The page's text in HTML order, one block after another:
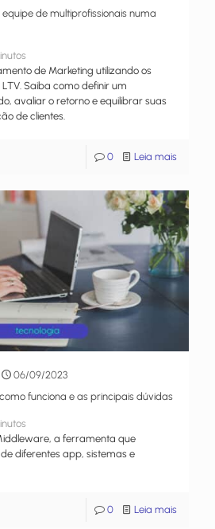
de multiprofissionais numa
de Marketing utilizando os
Saiba como definir um
avaliar o retorno e equilibrar suas
de clientes.
0 Leia mais
06/09/2023
funciona e as principais dúvidas
a ferramenta que
diferentes app, sistemas e
0 Leia mais